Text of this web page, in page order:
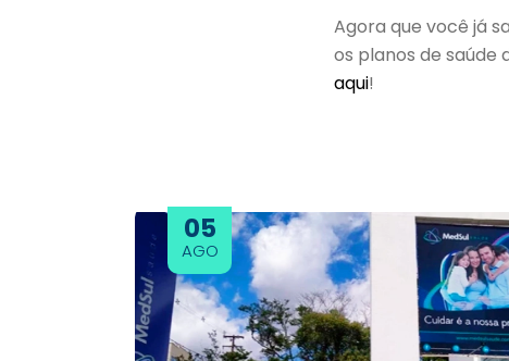
Agora que você já
os planos de
aqui!
05
AGO